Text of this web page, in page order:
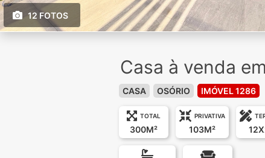
12 FOTOS
Casa à venda
CASA OSÓRIO IMÓVEL 1286
TOTAL
300M²
PRIVATIVA
103M²